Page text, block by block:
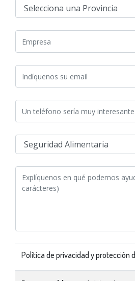
Política de privacidad y protección